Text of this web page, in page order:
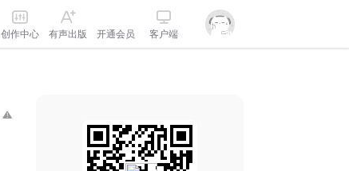
创作中心 有声出版 开通会员 客户端